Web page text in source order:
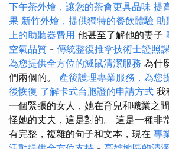
下午茶外燴，讓您的茶會更具品味 提
果 新竹外燴，提供獨特的餐飲體驗 助
上的助聽器費用 他甚至了解他的妻子
空氣品質 - 傳統整復推拿技術士證照
為您提供全方位的滅鼠清潔服務 為什
們兩個的。 產後護理專業服務，為您
後恢復 了解卡式台胞證的申請方式 我
一個緊張的女人，她在育兒和職業之
怪她的丈夫，這是對的。 這是一種非
有完整，複雜的句子和文本，現在 專